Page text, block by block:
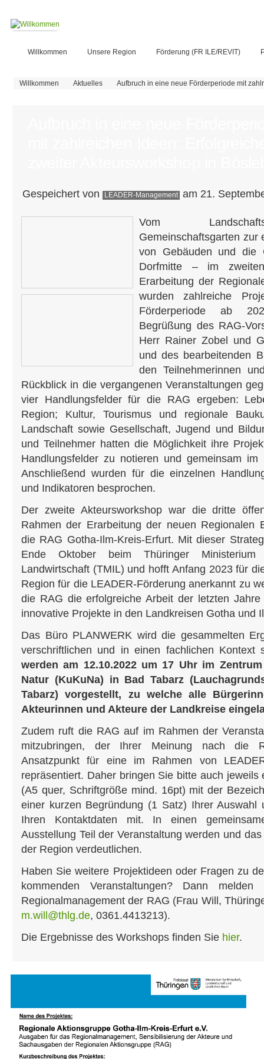
Willkommen Unsere Region Förderung (FR ILE/REVIT)
Sie sind hier
Willkommen Aktuelles Aufbruch in eine neue Förderperiode mit
Gespeichert von LEADER-Management am 21.
Vom
Gemeinschaftsgarten zur
von Gebäuden und die
Dorfmitte – im
Erarbeitung der
wurden zahlreiche
Förderperiode ab
Begrüßung des RAG-
Herr Rainer Zobel und
und des bearbeitenden
den Teilnehmerinnen
Rückblick in die vergangenen Veranstaltungen
vier Handlungsfelder für die RAG ergeben:
Region; Kultur, Tourismus und regionale
Landschaft sowie Gesellschaft, Jugend und
und Teilnehmer hatten die Möglichkeit ihre
Handlungsfelder zu notieren und gemeinsam im
Anschließend wurden für die einzelnen
und Indikatoren besprochen.
Der zweite Akteursworkshop war die dritte
Rahmen der Erarbeitung der neuen Regionalen
die RAG Gotha-Ilm-Kreis-Erfurt. Mit dieser
Ende Oktober beim Thüringer
Landwirtschaft (TMIL) und hofft Anfang 2023 für
Region für die LEADER-Förderung anerkannt zu
die RAG die erfolgreiche Arbeit der letzten
innovative Projekte in den Landkreisen Gotha und
Das Büro PLANWERK wird die gesammelten
verschriftlichen und in einen fachlichen Kontext
werden am 12.10.2022 um 17 Uhr im
Natur (KuKuNa) in Bad Tabarz
Tabarz) vorgestellt, zu welche alle
Akteurinnen und Akteure der Landkreise
Zudem ruft die RAG auf im Rahmen der
mitzubringen, der Ihrer Meinung nach die
Ansatzpunkt für eine im Rahmen von
repräsentiert. Daher bringen Sie bitte auch jeweils
(A5 quer, Schriftgröße mind. 16pt) mit der
einer kurzen Begründung (1 Satz) Ihrer
Ihren Kontaktdaten mit. In einen
Ausstellung Teil der Veranstaltung werden und
der Region verdeutlichen.
Haben Sie weitere Projektideen oder Fragen zu
kommenden Veranstaltungen? Dann
Regionalmanagement der RAG (Frau Will,
m.will@thlg.de, 0361.4413213).
Die Ergebnisse des Workshops finden Sie hier.